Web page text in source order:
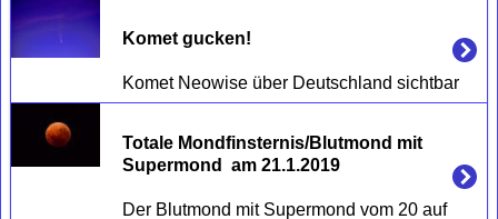
Komet gucken!
Totale Mondfinsternis/Blutmond mit
Supermond  am 21.1.2019
Der Blutmond mit Supermond vom 20 auf